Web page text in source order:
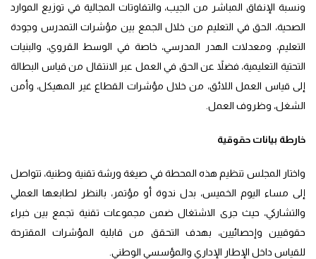
ونسبة الإنفاق المباشر من الجيب، والتفاوتات المجالية في توزيع الموارد
الصحية، الحق في التعليم من خلال الجمع بين مؤشرات التمدرس وجودة
التعليم، ومعدلات الهدر المدرسي، خاصة في الوسط القروي، والبنيات
التحتية التعليمية، فضلاً عن الحق في العمل عبر الانتقال من قياس البطالة
إلى قياس العمل اللائق، من خلال مؤشرات القطاع غير المهيكل، وأمن
الشغل، وظروف العمل.
خارطة بيانات حقوقية
واختار المجلس تنظيم هذه المحطة في صيغة ورشة تقنية وطنية، تتواصل
إلى مساء اليوم الخميس، بدل ندوة أو مؤتمر، بالنظر لطابعها العملي
والتشاركي، حيث جرى الاشتغال ضمن مجموعات تقنية تجمع بين خبراء
حقوقيين وإحصائيين، بهدف التحقق من قابلية المؤشرات المقترحة
للقياس داخل الإطار الإداري والمؤسسي الوطني.